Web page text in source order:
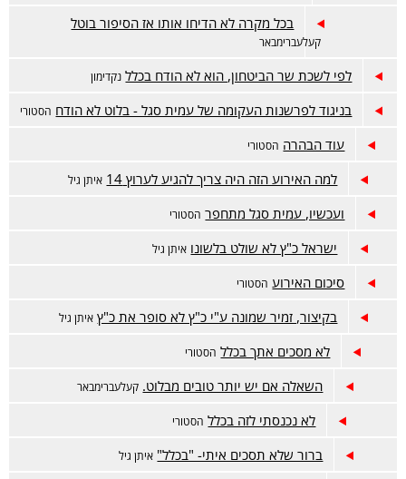
בכל מקרה לא הדיחו אותו אז הסיפור בוטל
קעלעברימבאר
לפי לשכת שר הביטחון, הוא לא הודח בכלל נקדימון
בניגוד לפרשנות העקומה של עמית סגל - בלוט לא הודח הסטורי
עוד הבהרה הסטורי
למה האירוע הזה היה צריך להגיע לערוץ 14 איתן גיל
ועכשיו, עמית סגל מתחפר הסטורי
ישראל כ"ץ לא שולט בלשונו איתן גיל
סיכום האירוע הסטורי
בקיצור, זמיר שמונה ע"י כ"ץ לא סופר את כ"ץ איתן גיל
לא מסכים אתך בכלל הסטורי
השאלה אם יש יותר טובים מבלוט. קעלעברימבאר
לא נכנסתי לזה בכלל הסטורי
ברור שלא תסכים איתי- "בכלל" איתן גיל